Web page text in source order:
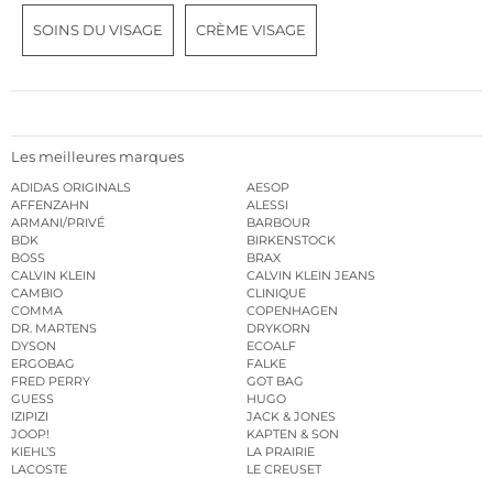
SOINS DU VISAGE CRÈME VISAGE
Les meilleures marques
ADIDAS ORIGINALS
AESOP
AFFENZAHN
ALESSI
ARMANI/PRIVÉ
BARBOUR
BDK
BIRKENSTOCK
BOSS
BRAX
CALVIN KLEIN
CALVIN KLEIN JEANS
CAMBIO
CLINIQUE
COMMA
COPENHAGEN
DR. MARTENS
DRYKORN
DYSON
ECOALF
ERGOBAG
FALKE
FRED PERRY
GOT BAG
GUESS
HUGO
IZIPIZI
JACK & JONES
JOOP!
KAPTEN & SON
KIEHL’S
LA PRAIRIE
LACOSTE
LE CREUSET